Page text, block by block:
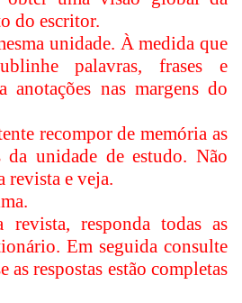
do escritor.
unidade. À medida que
palavras, frases e
anotações nas margens do
recompor de memória as
unidade de estudo. Não
revista e veja.
revista, responda todas as
Em seguida consulte
as respostas estão completas